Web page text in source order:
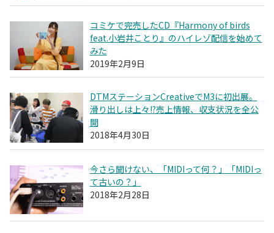
コミケで完売したCD『Harmony of birds
feat.小岩井ことり』のハイレゾ配信を始めて
みた
2019年2月9日
DTMステーションCreativeでM3に初出展。
滑り出しは上々!?売上情報、収支状況を全公
開
2018年4月30日
今さら聞けない、「MIDIって何？」「MIDIっ
て古いの？」
2018年2月28日